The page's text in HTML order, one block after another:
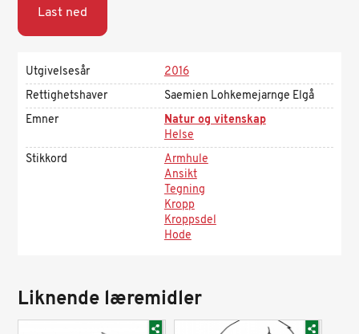
Last ned
Utgivelsesår
2016
Rettighetshaver
Saemien Lohkemejarnge Elgå
Emner
Natur og vitenskap
Helse
Stikkord
Armhule
Ansikt
Tegning
Kropp
Kroppsdel
Hode
Liknende læremidler